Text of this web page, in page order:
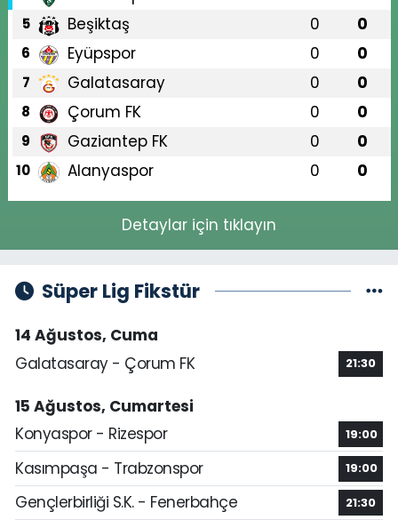
5 Beşiktaş 0 0
6 Eyüpspor 0 0
7 Galatasaray 0 0
8 Çorum FK 0 0
9 Gaziantep FK 0 0
10 Alanyaspor 0 0
Detaylar için tıklayın
Süper Lig Fikstür
14 Ağustos, Cuma
Galatasaray - Çorum FK
21:30
15 Ağustos, Cumartesi
Konyaspor - Rizespor
19:00
Kasımpaşa - Trabzonspor 19:00
Gençlerbirliği S.K. - Fenerbahçe 21:30